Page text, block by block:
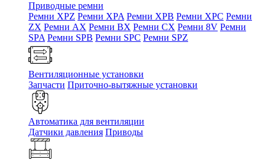
Приводные ремни
Ремни XPZ Ремни XPA Ремни XPB Ремни XPC Ремни
ZX Ремни AX Ремни BX Ремни CX Ремни 8V Ремни
SPA Ремни SPB Ремни SPC Ремни SPZ
Вентиляционные установки
Запчасти Приточно-вытяжные установки
Автоматика для вентиляции
Датчики давления Приводы